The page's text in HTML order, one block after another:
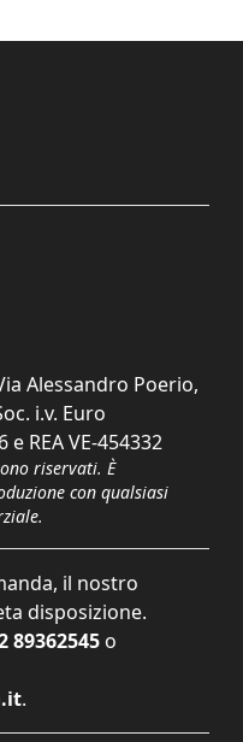
Alessandro Poerio,
i.v. Euro
e REA VE-454332
riservati. È
con qualsiasi
il nostro
disposizione.
89362545 o
.